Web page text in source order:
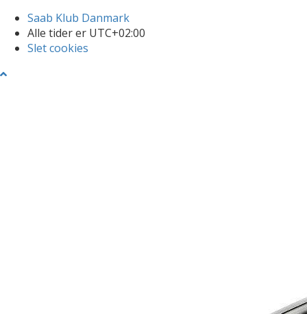
Saab Klub Danmark
Alle tider er UTC+02:00
Slet cookies